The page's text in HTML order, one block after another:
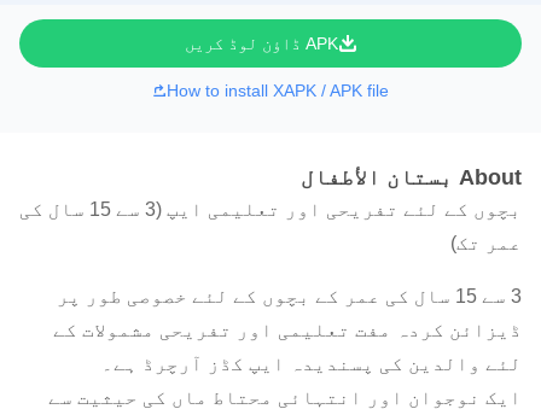
APK ڈاؤن لوڈ کریں
How to install XAPK / APK file
About بستان الأطفال
بچوں کے لئے تفریحی اور تعلیمی ایپ (3 سے 15 سال کی
عمر تک)
3 سے 15 سال کی عمر کے بچوں کے لئے خصوصی طور پر
ڈیزائن کردہ مفت تعلیمی اور تفریحی مشمولات کے
لئے والدین کی پسندیدہ ایپ کڈز آرچرڈ ہے۔
ایک نوجوان اور انتہائی محتاط ماں کی حیثیت سے